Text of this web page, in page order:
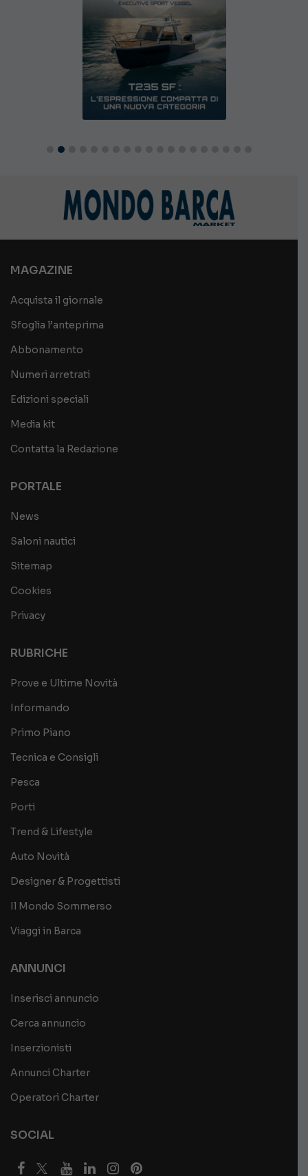
MAGAZINE
Acquista il giornale
Sfoglia l’anteprima
Abbonamento
Numeri arretrati
Edizioni speciali
Media kit
Contatta la Redazione
PORTALE
News
Saloni nautici
Sitemap
Cookies
Privacy
RUBRICHE
Prove e Ultime Novità
Informando
Primo Piano
Tecnica e Consigli
Pesca
Porti
Trend & Lifestyle
Auto Novità
Designer & Progettisti
Il Mondo Sommerso
Viaggi in Barca
ANNUNCI
Inserisci annuncio
Cerca annuncio
Inserzionisti
Annunci Charter
Operatori Charter
SOCIAL